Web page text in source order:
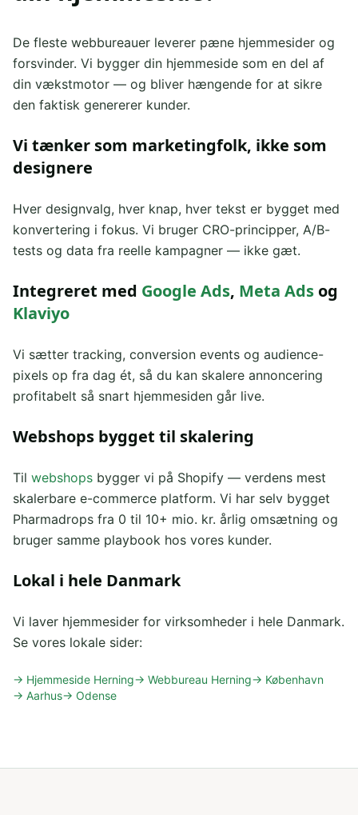
De fleste webbureauer leverer pæne hjemmesider og
forsvinder. Vi bygger din hjemmeside som en del af
din vækstmotor — og bliver hængende for at sikre
den faktisk genererer kunder.
Vi tænker som marketingfolk, ikke som
designere
Hver designvalg, hver knap, hver tekst er bygget med
konvertering i fokus. Vi bruger CRO-principper, A/B-
tests og data fra reelle kampagner — ikke gæt.
Integreret med Google Ads, Meta Ads og
Klaviyo
Vi sætter tracking, conversion events og audience-
pixels op fra dag ét, så du kan skalere annoncering
profitabelt så snart hjemmesiden går live.
Webshops bygget til skalering
Til webshops bygger vi på Shopify — verdens mest
skalerbare e-commerce platform. Vi har selv bygget
Pharmadrops fra 0 til 10+ mio. kr. årlig omsætning og
bruger samme playbook hos vores kunder.
Lokal i hele Danmark
Vi laver hjemmesider for virksomheder i hele Danmark.
Se vores lokale sider:
→ Hjemmeside Herning→ Webbureau Herning→ København
→ Aarhus→ Odense